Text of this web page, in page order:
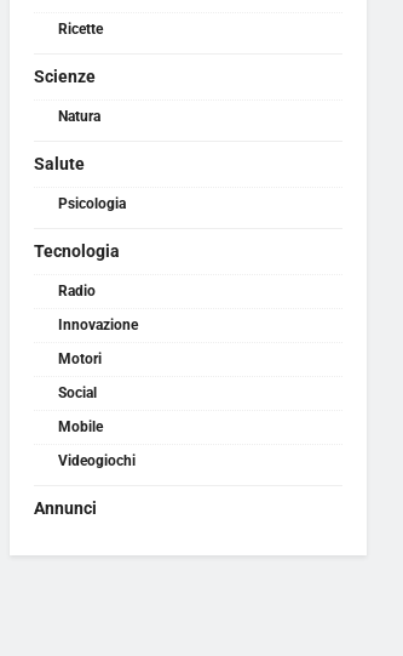
Ricette
Scienze
Natura
Salute
Psicologia
Tecnologia
Radio
Innovazione
Motori
Social
Mobile
Videogiochi
Annunci